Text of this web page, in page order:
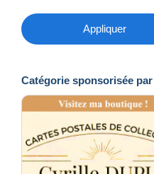
Appliquer
Catégorie sponsorisée par